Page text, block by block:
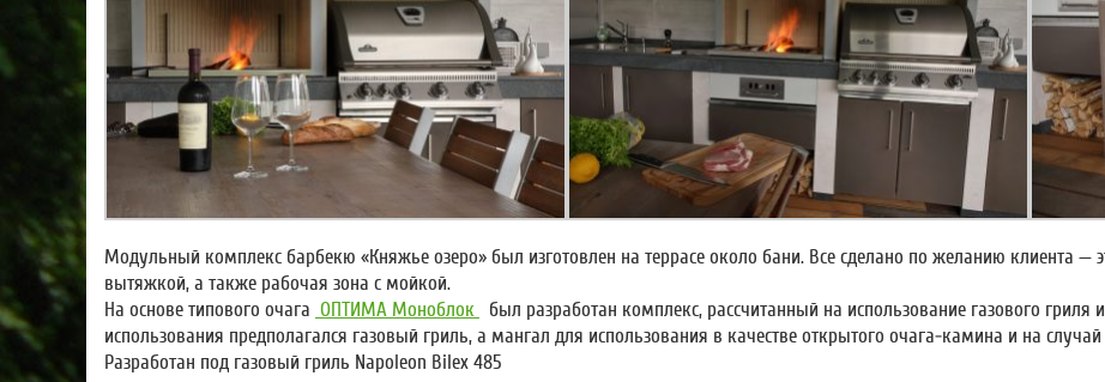
Модульный комплекс барбекю «Княжье озеро» был изготовлен на террасе около бани. Все сделано по желанию клиента —
вытяжкой, а также рабочая зона с мойкой.
На основе типового очага ОПТИМА Моноблок
был разработан комплекс, рассчитанный на использование газового
использования предполагался газовый гриль, а мангал для использования в качестве открытого очага-камина и на
Разработан под газовый гриль Napoleon Bilex 485